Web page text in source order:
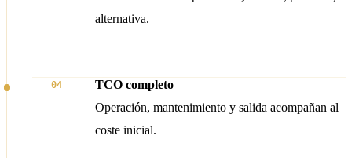
alternativa.
04
TCO completo
Operación, mantenimiento y salida acompañan al
coste inicial.